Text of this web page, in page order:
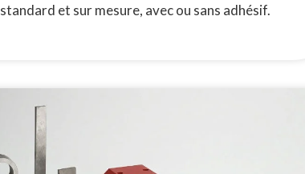
standard et sur mesure, avec ou sans adhésif.